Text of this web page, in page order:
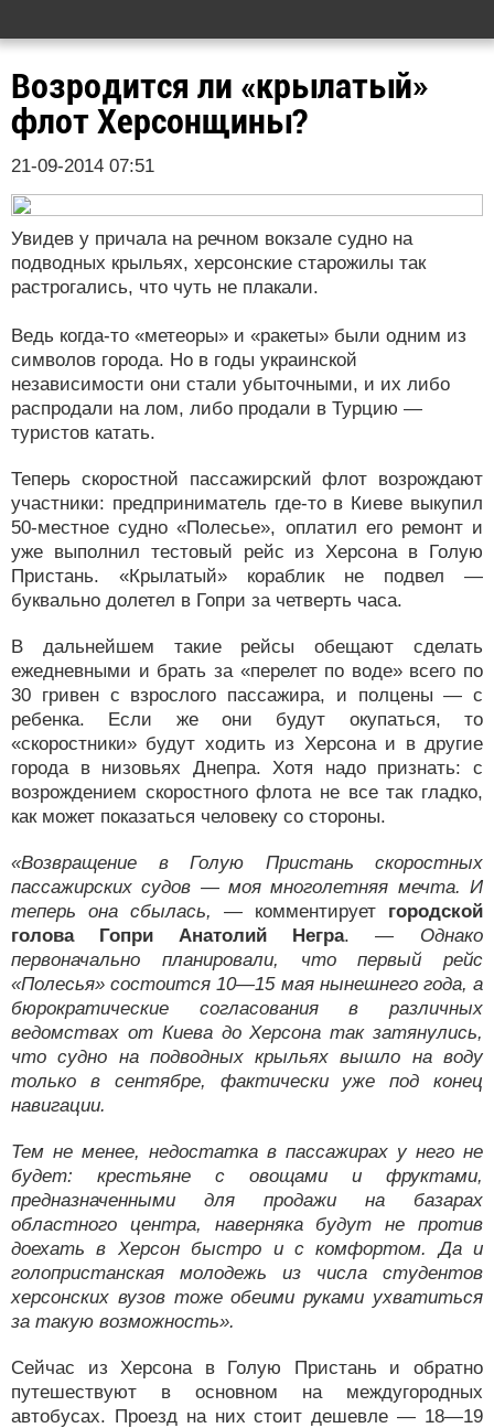
Возродится ли «крылатый»
флот Херсонщины?
21-09-2014 07:51
Увидев у причала на речном вокзале судно на
подводных крыльях, херсонские старожилы так
растрогались, что чуть не плакали.
Ведь когда-то «метеоры» и «ракеты» были одним из
символов города. Но в годы украинской
независимости они стали убыточными, и их либо
распродали на лом, либо продали в Турцию —
туристов катать.
Теперь скоростной пассажирский флот возрождают
участники: предприниматель где-то в Киеве выкупил
50-местное судно «Полесье», оплатил его ремонт и
уже выполнил тестовый рейс из Херсона в Голую
Пристань. «Крылатый» кораблик не подвел —
буквально долетел в Гопри за четверть часа.
В дальнейшем такие рейсы обещают сделать
ежедневными и брать за «перелет по воде» всего по
30 гривен с взрослого пассажира, и полцены — с
ребенка. Если же они будут окупаться, то
«скоростники» будут ходить из Херсона и в другие
города в низовьях Днепра. Хотя надо признать: с
возрождением скоростного флота не все так гладко,
как может показаться человеку со стороны.
«Возвращение в Голую Пристань скоростных
пассажирских судов — моя многолетняя мечта. И
теперь она сбылась, — комментирует городской
голова Гопри Анатолий Негра. — Однако
первоначально планировали, что первый рейс
«Полесья» состоится 10—15 мая нынешнего года, а
бюрократические согласования в различных
ведомствах от Киева до Херсона так затянулись,
что судно на подводных крыльях вышло на воду
только в сентябре, фактически уже под конец
навигации.
Тем не менее, недостатка в пассажирах у него не
будет: крестьяне с овощами и фруктами,
предназначенными для продажи на базарах
областного центра, наверняка будут не против
доехать в Херсон быстро и с комфортом. Да и
голопристанская молодежь из числа студентов
херсонских вузов тоже обеими руками ухватиться
за такую возможность».
Сейчас из Херсона в Голую Пристань и обратно
путешествуют в основном на междугородных
автобусах. Проезд на них стоит дешевле — 18—19